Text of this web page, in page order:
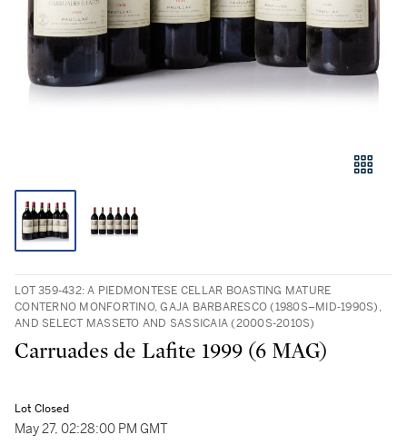
LOT 359-432: A PIEDMONTESE CELLAR BOASTING MATURE
CONTERNO MONFORTINO, GAJA BARBARESCO (1980S–MID‑1990S),
AND SELECT MASSETO AND SASSICAIA (2000S-2010S)
Carruades de Lafite 1999 (6 MAG)
Lot Closed
May 27, 02:28:00 PM GMT